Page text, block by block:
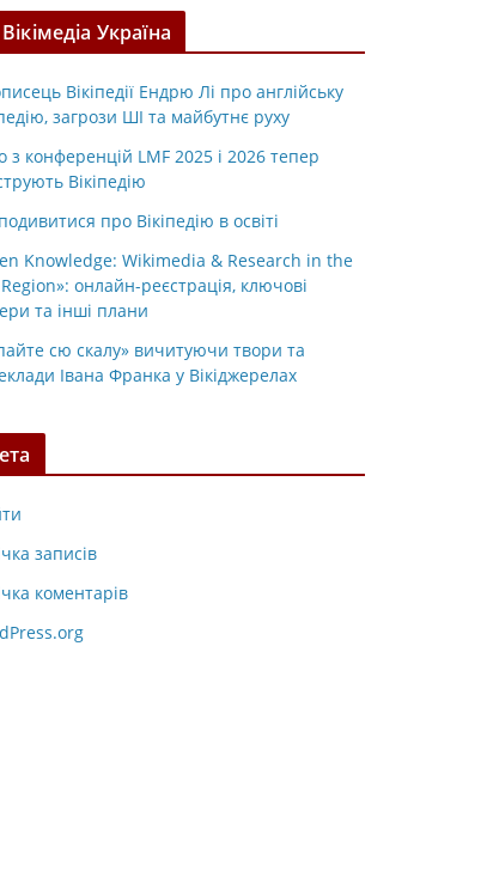
Вікімедіа Україна
Вікіпедії Ендрю Лі про англійську
загрози ШІ та майбутнє руху
з конференцій LMF 2025 і 2026 тепер
Вікіпедію
про Вікіпедію в освіті
Knowledge: Wikimedia & Research in the
Region»: онлайн-реєстрація, ключові
та інші плани
сю скалу» вичитуючи твори та
Івана Франка у Вікіджерелах
записів
коментарів